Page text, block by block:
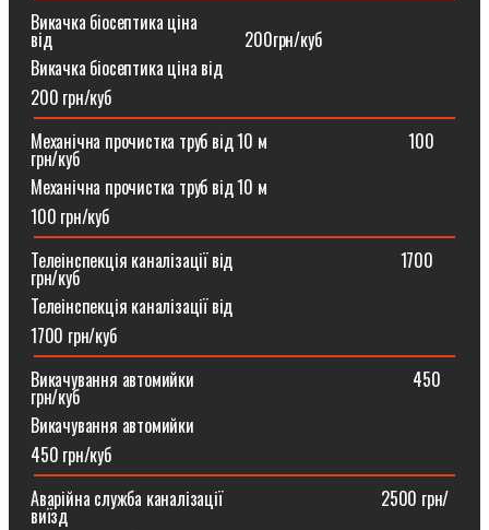
Викачка біосептика ціна
від⠀⠀⠀⠀⠀⠀⠀⠀⠀⠀⠀⠀⠀⠀⠀200грн/куб
Викачка біосептика ціна від
200 грн/куб
Механічна прочистка труб від 10 м⠀⠀⠀⠀⠀⠀⠀⠀⠀⠀⠀100
грн/куб
Механічна прочистка труб від 10 м
100 грн/куб
Телеінспекція каналізації від⠀⠀⠀⠀⠀⠀⠀⠀⠀⠀⠀⠀⠀1700
грн/куб
Телеінспекція каналізації від
1700 грн/куб
Викачування автомийки⠀⠀⠀⠀⠀⠀⠀⠀⠀⠀⠀⠀⠀⠀⠀⠀⠀450
грн/куб
Викачування автомийки
450 грн/куб
Аварійна служба каналізації ⠀⠀⠀⠀⠀⠀⠀⠀⠀⠀⠀⠀2500 грн/
виїзд